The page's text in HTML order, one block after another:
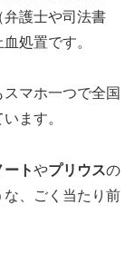
弁護士や司法書
処置です。
マホ一つで全国
ます。
ートやプリウスの
な、ごく当たり前